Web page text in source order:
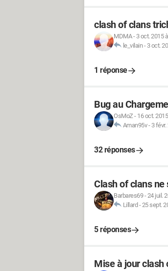
clash of clans
MDMA- 3 oct. 2015
le_vilain- 3 oct.
1 réponse
Bug au
OsMoZ- 16 oct.
Aman95v- 3
32 réponses
Clash of clans ne
Barbares69-24 juil.
Lillard -25 sept.
5 réponses
Mise à jour clash